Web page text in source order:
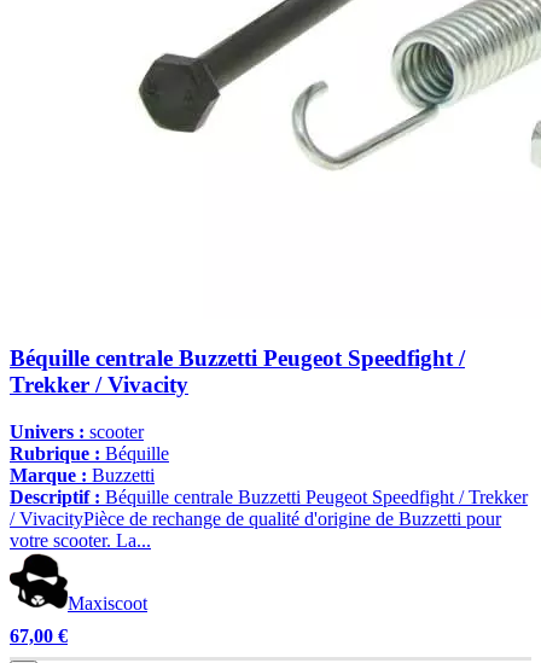
Béquille centrale Buzzetti Peugeot Speedfight /
Trekker / Vivacity
Univers : scooter
Rubrique : Béquille
Marque : Buzzetti
Descriptif : Béquille centrale Buzzetti Peugeot Speedfight / Trekker
/ VivacityPièce de rechange de qualité d'origine de Buzzetti pour
votre scooter. La...
Maxiscoot
67,00 €